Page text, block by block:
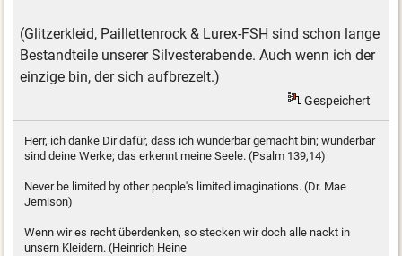
(Glitzerkleid, Paillettenrock & Lurex-FSH sind schon lange
Bestandteile unserer Silvesterabende. Auch wenn ich der
einzige bin, der sich aufbrezelt.)
Gespeichert
Herr, ich danke Dir dafür, dass ich wunderbar gemacht bin; wunderbar
sind deine Werke; das erkennt meine Seele. (Psalm 139,14)
Never be limited by other people's limited imaginations. (Dr. Mae
Jemison)
Wenn wir es recht überdenken, so stecken wir doch alle nackt in
unsern Kleidern. (Heinrich Heine